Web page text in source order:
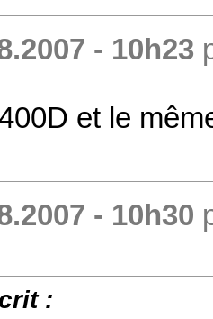
- 10h23
et le
- 10h30
: